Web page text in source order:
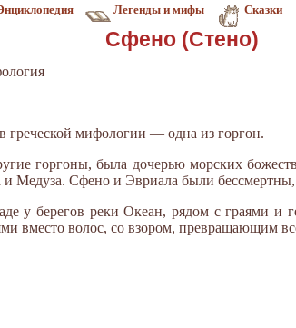
Легенды и мифы Сказки
Сфено (Стено)
греческой мифологии — одна из горгон.
горгоны, была дочерью морских
и Медуза. Сфено и Эвриала были
у берегов реки Океан, рядом с граями
вместо волос, со взором, превращающим